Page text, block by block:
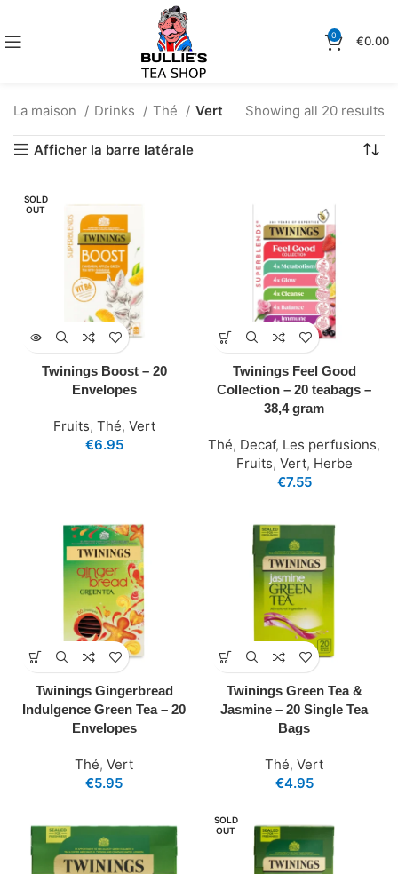
0 €0.00
La maison Drinks Thé Vert Showing all 20 results
Afficher la barre latérale
SOLD
OUT
Twinings Boost – 20
Envelopes
Fruits, Thé, Vert
€6.95
Twinings Feel Good
Collection – 20 teabags –
38,4 gram
Thé, Decaf, Les perfusions,
Fruits, Vert, Herbe
€7.55
Twinings Gingerbread
Indulgence Green Tea – 20
Envelopes
Thé, Vert
€5.95
Twinings Green Tea &
Jasmine – 20 Single Tea
Bags
Thé, Vert
€4.95
SOLD
OUT